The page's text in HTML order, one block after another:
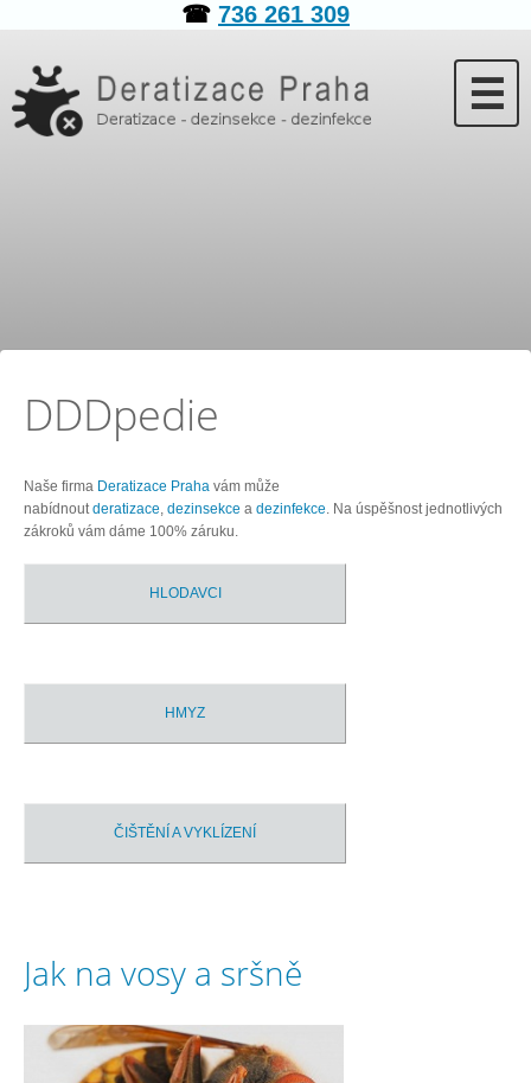
☎ 736 261 309
☰
DDDpedie
Naše firma Deratizace Praha vám může
nabídnoutderatizace, dezinsekce a dezinfekce. Na úspěšnost jednotlivých
zákroků vám dáme 100% záruku.
HLODAVCI
HMYZ
ČIŠTĚNÍ A VYKLÍZENÍ
Jak na vosy a sršně